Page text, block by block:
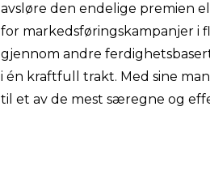
avsløre den endelige premien
for markedsføringskampanjer i
gjennom andre
i én kraftfull trakt. Med sine
til et av de mest særegne og